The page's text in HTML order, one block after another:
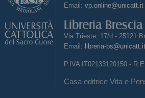
Email: vp.online@unicatt.it
Libreria Brescia
Via Trieste, 17/d - 25121
Email: libreria-bs@unicatt.it
P.IVA IT02133120150 -
Casa editrice Vita e